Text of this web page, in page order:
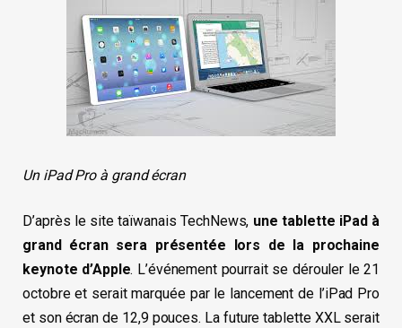
Un iPad Pro à grand écran
D’après le site taïwanais TechNews, une tablette iPad à
grand écran sera présentée lors de la prochaine
keynote d’Apple. L’événement pourrait se dérouler le 21
octobre et serait marquée par le lancement de l’iPad Pro
et son écran de 12,9 pouces. La future tablette XXL serait